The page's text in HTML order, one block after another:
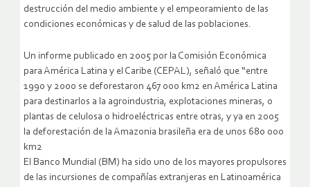
destrucción del medio ambiente y el empeoramiento de las
condiciones económicas y de salud de las poblaciones.
Un informe publicado en 2005 por la Comisión Económica
para América Latina y el Caribe (CEPAL), señaló que “entre
1990 y 2000 se deforestaron 467 000 km2 en América Latina
para destinarlos a la agroindustria, explotaciones mineras, o
plantas de celulosa o hidroeléctricas entre otras, y ya en 2005
la deforestación de la Amazonia brasileña era de unos 680 000
km2
El Banco Mundial (BM) ha sido uno de los mayores propulsores
de las incursiones de compañías extranjeras en Latinoamérica